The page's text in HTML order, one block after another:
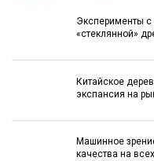
Эксперименты с
«стеклянной»
Китайское
экспансия на
Машинное
качества на